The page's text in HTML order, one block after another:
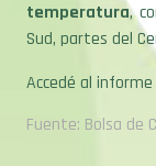
temperatura,
Sud, partes del
Accedé al
Fuente: Bolsa de